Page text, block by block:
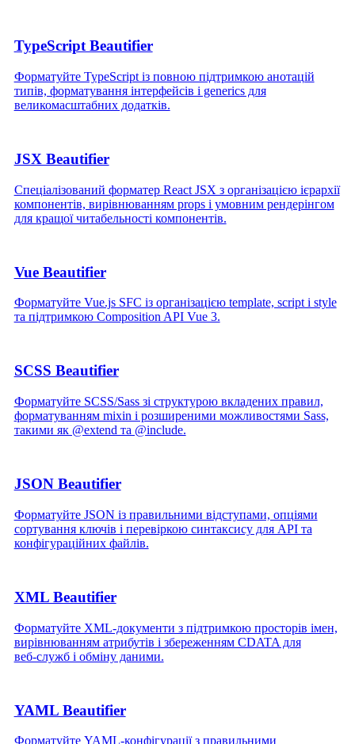
TypeScript Beautifier
Форматуйте TypeScript із повною підтримкою анотацій
типів, форматування інтерфейсів і generics для
великомасштабних додатків.
JSX Beautifier
Спеціалізований форматер React JSX з організацією ієрархії
компонентів, вирівнюванням props і умовним рендерінгом
для кращої читабельності компонентів.
Vue Beautifier
Форматуйте Vue.js SFC із організацією template, script і style
та підтримкою Composition API Vue 3.
SCSS Beautifier
Форматуйте SCSS/Sass зі структурою вкладених правил,
форматуванням mixin і розширеними можливостями Sass,
такими як @extend та @include.
JSON Beautifier
Форматуйте JSON із правильними відступами, опціями
сортування ключів і перевіркою синтаксису для API та
конфігураційних файлів.
XML Beautifier
Форматуйте XML‑документи з підтримкою просторів імен,
вирівнюванням атрибутів і збереженням CDATA для
веб‑служб і обміну даними.
YAML Beautifier
Форматуйте YAML‑конфігурації з правильними